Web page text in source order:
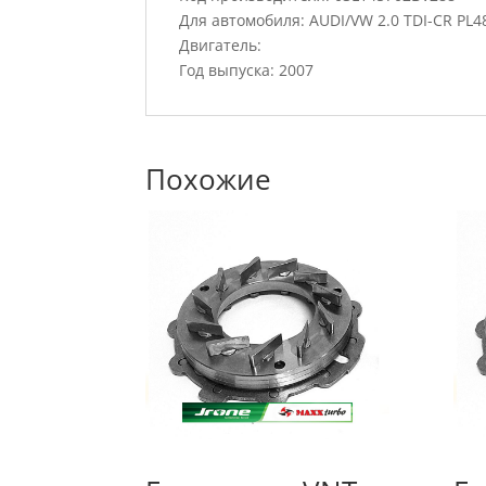
Для автомобиля: AUDI/VW 2.0 TDI-CR
Двигатель:
Год выпуска: 2007
Похожие